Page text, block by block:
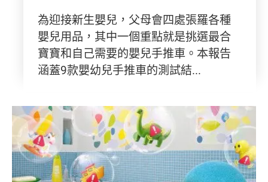
為迎接新生嬰兒，父母會四處張羅各種
嬰兒用品，其中一個重點就是挑選最合
寶寶和自己需要的嬰兒手推車。本報告
涵蓋9款嬰幼兒手推車的測試結...